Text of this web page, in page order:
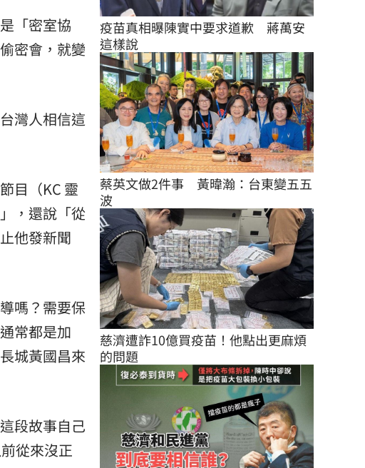
「密室協
密會，就變
灣人相信這
目（KC 靈
，還說「從
他發新聞
嗎？需要保
常都是加
城黃國昌來
段故事自己
從來沒正
疫苗真相曝陳實中要求道歉　蔣萬安
這樣說
蔡英文做2件事　黃暐瀚：台東變五五
波
慈濟遭詐10億買疫苗！他點出更麻煩
的問題